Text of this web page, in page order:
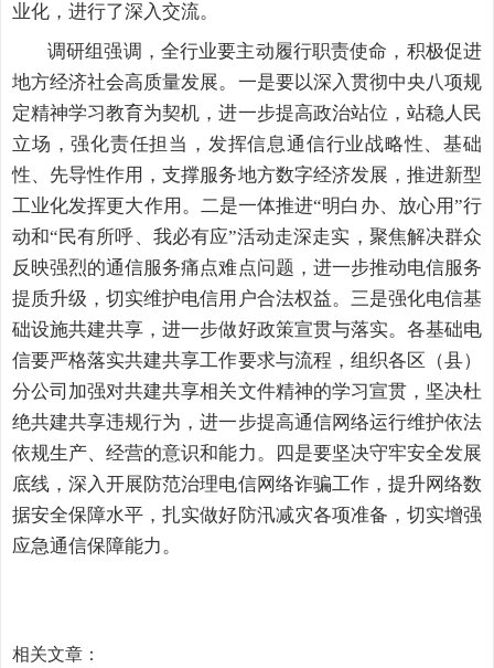
业化，进行了深入交流。
调研组强调，全行业要主动履行职责使命，积极促进
地方经济社会高质量发展。一是要以深入贯彻中央八项规
定精神学习教育为契机，进一步提高政治站位，站稳人民
立场，强化责任担当，发挥信息通信行业战略性、基础
性、先导性作用，支撑服务地方数字经济发展，推进新型
工业化发挥更大作用。二是一体推进“明白办、放心用”行
动和“民有所呼、我必有应”活动走深走实，聚焦解决群众
反映强烈的通信服务痛点难点问题，进一步推动电信服务
提质升级，切实维护电信用户合法权益。三是强化电信基
础设施共建共享，进一步做好政策宣贯与落实。各基础电
信要严格落实共建共享工作要求与流程，组织各区（县）
分公司加强对共建共享相关文件精神的学习宣贯，坚决杜
绝共建共享违规行为，进一步提高通信网络运行维护依法
依规生产、经营的意识和能力。四是要坚决守牢安全发展
底线，深入开展防范治理电信网络诈骗工作，提升网络数
据安全保障水平，扎实做好防汛减灾各项准备，切实增强
应急通信保障能力。
相关文章：